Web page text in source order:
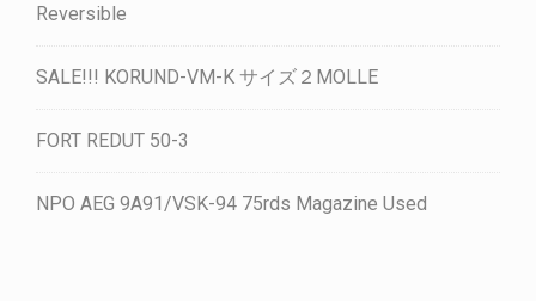
Reversible
SALE!!! KORUND-VM-K サイズ２MOLLE
FORT REDUT 50-3
NPO AEG 9A91/VSK-94 75rds Magazine Used